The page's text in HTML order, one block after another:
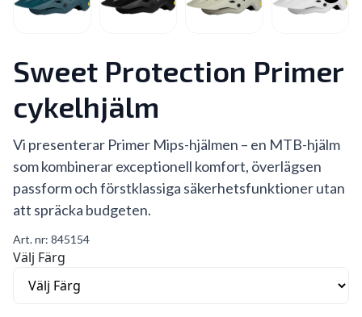
Sweet Protection Primer
cykelhjälm
Vi presenterar Primer Mips-hjälmen – en MTB-hjälm
som kombinerar exceptionell komfort, överlägsen
passform och förstklassiga säkerhetsfunktioner utan
att spräcka budgeten.
Art. nr: 845154
Välj Färg